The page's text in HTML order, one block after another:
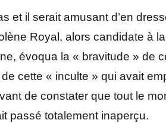
et il serait amusant d’en
Royal, alors candidate à
évoqua la « bravitude » de
cette « inculte » qui avait
de constater que tout le
passé totalement inaperçu.